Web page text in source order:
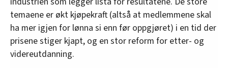
temaene er økt kjøpekraft (altså at medlemmene skal
ha mer igjen for lønna si enn før oppgjøret) i en tid der
prisene stiger kjapt, og en stor reform for etter- og
videreutdanning.